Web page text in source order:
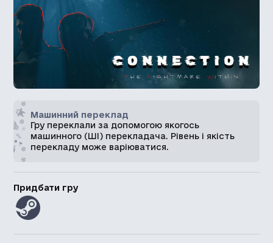
Машинний переклад
Гру переклали за допомогою якогось
машинного (ШІ) перекладача. Рівень і якість
перекладу може варіюватися.
Придбати гру